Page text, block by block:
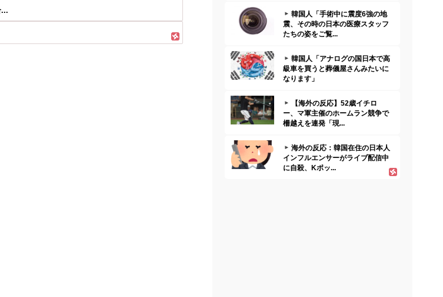
韓国人「手術中に震度6強の地
震、その時の日本の医療スタッフ
たちの姿をご覧...
韓国人「アナログの国日本で高
級車を買うと葬儀屋さんみたいに
なります」
【海外の反応】52歳イチロ
ー、マ軍主催のホームラン競争で
柵越えを連発「現...
海外の反応：韓国在住の日本人
インフルエンサーがライブ配信中
に自殺、Kポッ...